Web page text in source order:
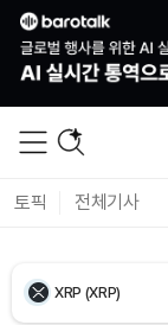
토픽 전체기사
Ethereum (ETH)
XRP (XRP)